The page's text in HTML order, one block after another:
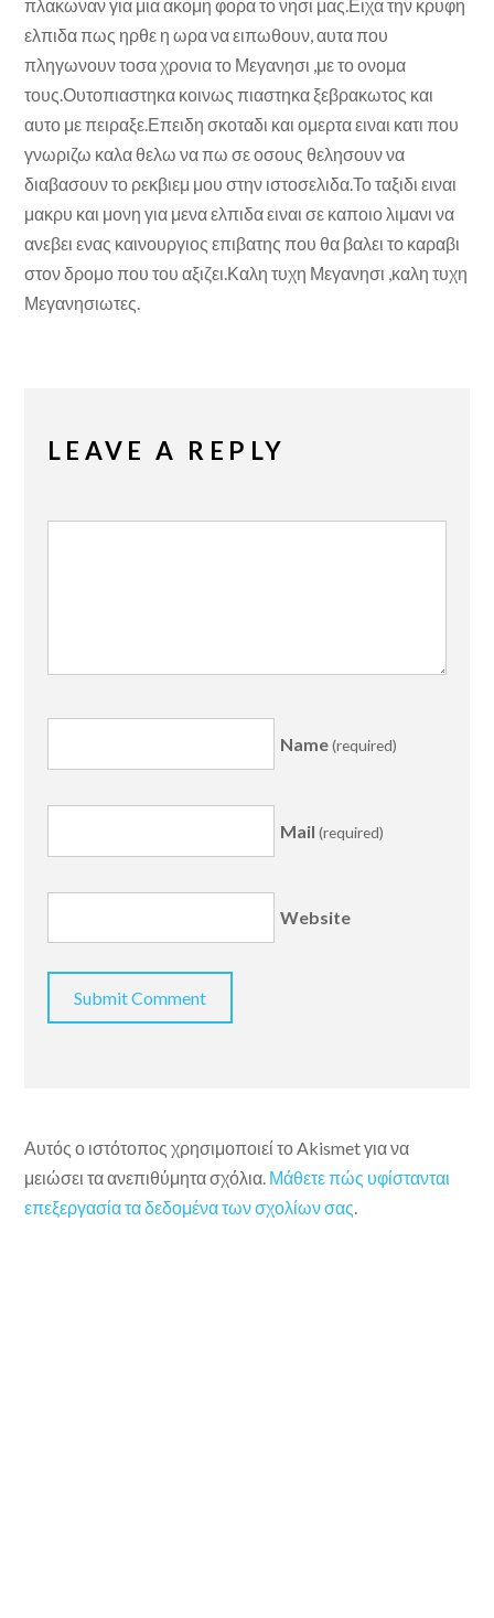
πλακωναν για μια ακομη φορα το νησι μας.Ειχα την κρυφη
ελπιδα πως ηρθε η ωρα να ειπωθουν, αυτα που
πληγωνουν τοσα χρονια το Μεγανησι ,με το ονομα
τους.Ουτοπιαστηκα κοινως πιαστηκα ξεβρακωτος και
αυτο με πειραξε.Επειδη σκοταδι και ομερτα ειναι κατι που
γνωριζω καλα θελω να πω σε οσους θελησουν να
διαβασουν το ρεκβιεμ μου στην ιστοσελιδα.Το ταξιδι ειναι
μακρυ και μονη για μενα ελπιδα ειναι σε καποιο λιμανι να
ανεβει ενας καινουργιος επιβατης που θα βαλει το καραβι
στον δρομο που του αξιζει.Καλη τυχη Μεγανησι ,καλη τυχη
Μεγανησιωτες.
LEAVE A REPLY
Name(required)
Mail (required)
Website
Αυτός ο ιστότοπος χρησιμοποιεί το Akismet για να
μειώσει τα ανεπιθύμητα σχόλια. Μάθετε πώς υφίστανται
επεξεργασία τα δεδομένα των σχολίων σας.